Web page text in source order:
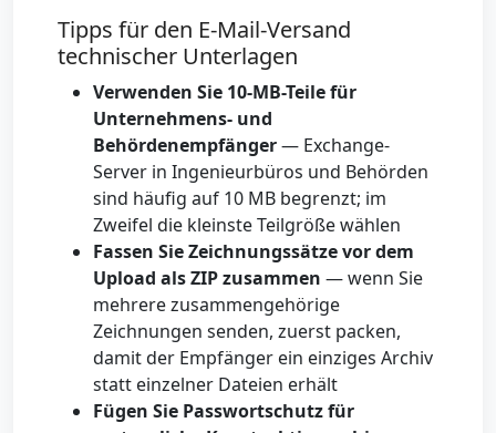
Tipps für den E-Mail-Versand
technischer Unterlagen
Verwenden Sie 10-MB-Teile für
Unternehmens- und
Behördenempfänger— Exchange-
Server in Ingenieurbüros und Behörden
sind häufig auf 10 MB begrenzt; im
Zweifel die kleinste Teilgröße wählen
Fassen Sie Zeichnungssätze vor dem
Upload als ZIP zusammen — wenn Sie
mehrere zusammengehörige
Zeichnungen senden, zuerst packen,
damit der Empfänger ein einziges Archiv
statt einzelner Dateien erhält
Fügen Sie Passwortschutz für